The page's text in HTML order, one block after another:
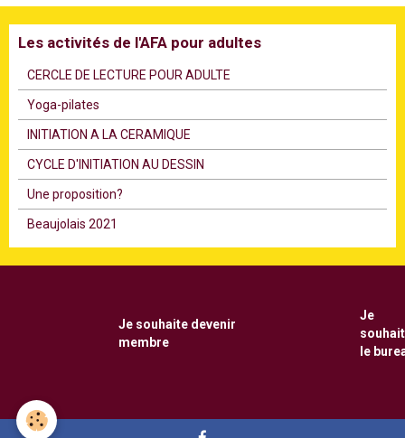
Les activités de l'AFA pour adultes
CERCLE DE LECTURE POUR ADULTE
Υoga-pilates
INITIATION A LA CERAMIQUE
CYCLE D'INITIATION AU DESSIN
Une proposition?
Beaujolais 2021
Je souhaite devenir
membre
Je
le